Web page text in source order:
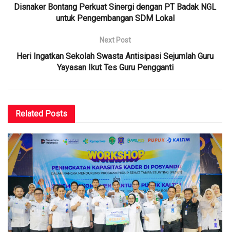
Disnaker Bontang Perkuat Sinergi dengan PT Badak NGL
untuk Pengembangan SDM Lokal
Next Post
Heri Ingatkan Sekolah Swasta Antisipasi Sejumlah Guru
Yayasan Ikut Tes Guru Pengganti
Related Posts